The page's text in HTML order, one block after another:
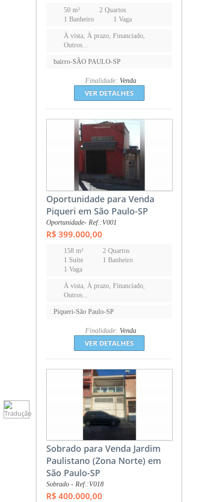
50 m²
2 Quartos
1 Banheiro
1 Vaga
À vista, À prazo, Financiado,
Outros...
bairro-SÃO PAULO-SP
Finalidade: Venda
VER DETALHES
Oportunidade para Venda
Piqueri em São Paulo-SP
Oportunidade- Ref.:V001
R$ 399.000,00
158 m²
2 Quartos
1 Suíte
1 Banheiro
1 Vaga
À vista, À prazo, Financiado,
Outros...
Piqueri-São Paulo-SP
Finalidade: Venda
VER DETALHES
Sobrado para Venda Jardim
Paulistano (Zona Norte) em
São Paulo-SP
Sobrado - Ref.:V018
R$ 400.000,00